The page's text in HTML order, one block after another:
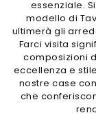
essenziale.
modello di
ultimerà gli
Farci visita
composizioni
eccellenza e
nostre case
che